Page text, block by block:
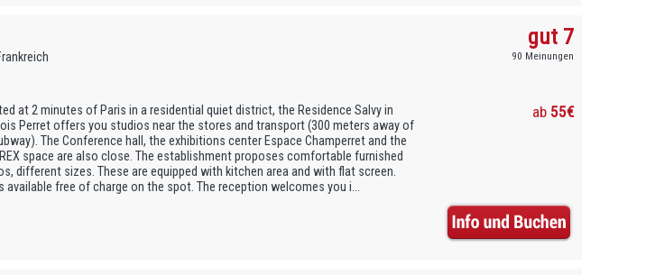
gut 7
90 Meinungen
at 2 minutes of Paris in a residential quiet district, the Residence Salvy in
Perret offers you studios near the stores and transport (300 meters away of
The Conference hall, the exhibitions center Espace Champerret and the
space are also close. The establishment proposes comfortable furnished
different sizes. These are equipped with kitchen area and with flat screen.
available free of charge on the spot. The reception welcomes you i...
ab 55€